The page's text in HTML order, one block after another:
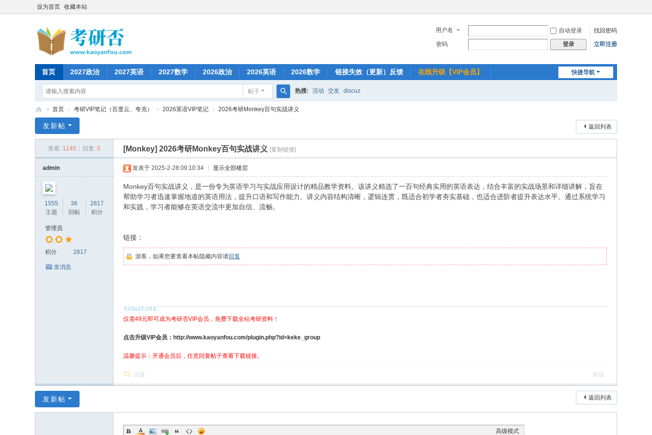
设为首页 收藏本站
用户名 自动登录
找回密码
密码
登录 立即注册
快捷导航
首页 2027政治 2027英语 2027数学 2026政治 2026英语 2026数学 链接失效（更新）反馈 在线升级【VIP会员】
帖子
搜
热搜: 活动 交友 discuz
研
» 首页 › 考研VIP笔记（百度云、夸克） › 2026英语VIP笔记 › 2026考研Monkey百句实战讲义
返回列表
发新帖
查看: 1145 回复: 0 [Monkey] 2026考研Monkey百句实战讲义 [复制链接]
admin
1555
主题
36
回帖
2817
积分
管理员
积分 2817
发消息
发表于 2025-2-28 09:10:34 显示全部楼层
Monkey百句实战讲义，是一份专为英语学习与实战应用设计的精品教学资料。该讲义精选了一百句经典实用的英语表达，结合丰富的实战场景和详细讲解，旨在
帮助学习者迅速掌握地道的英语用法，提升口语和写作能力。讲义内容结构清晰，逻辑连贯，既适合初学者夯实基础，也适合进阶者提升表达水平。通过系统学习
和实践，学习者能够在英语交流中更加自信、流畅。
链接：
游客，如果您要查看本帖隐藏内容请回复
仅需49元即可成为考研否VIP会员，免费下载全站考研资料！
点击升级VIP会员：http://www.kaoyanfou.com/plugin.php?id=keke_group
温馨提示：开通会员后，任意回复帖子查看下载链接。
回复 举报
返回列表
发新帖
高级模式